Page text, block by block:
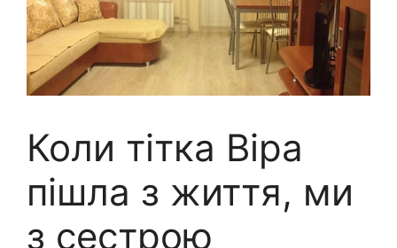
Коли тітка Віра
пішла з життя, ми
з сестрою